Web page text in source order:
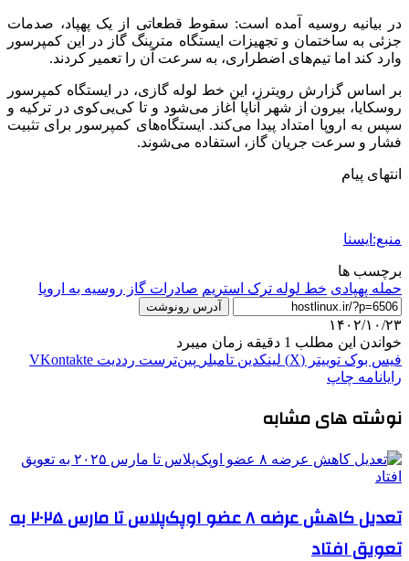
در بیانیه روسیه آمده است: سقوط قطعاتی از یک پهپاد، صدمات
جزئی به ساختمان و تجهیزات ایستگاه مترینگ گاز در این کمپرسور
وارد کند اما تیم‌های اضطراری، به سرعت آن را تعمیر کردند.
بر اساس گزارش رویترز، این خط لوله گازی، در ایستگاه کمپرسور
روسکایا، بیرون از شهر آناپا آغاز می‌شود و تا کی‌یی‌کوی در ترکیه و
سپس به اروپا امتداد پیدا می‌کند. ایستگاه‌های کمپرسور برای تثبیت
فشار و سرعت جریان گاز، استفاده می‌شوند.
انتهای پیام
منبع:ایسنا
برچسب ها
حمله پهپادی خط لوله ترک استریم صادرات گاز روسیه به اروپا
آدرس رونوشت
۱۴۰۲/۱۰/۲۳
خواندن این مطلب 1 دقیقه زمان میبرد
فیس بوک توییتر (X) لینکدین ‫تامبلر ‫پین‌ترست ‫رددیت ‫VKontakte
رایانامه چاپ
نوشته های مشابه
تعدیل کاهش عرضه ۸ عضو اوپک‌پلاس تا مارس ۲۰۲۵ به
تعویق افتاد